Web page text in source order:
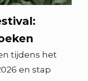
tijdens het
en stap